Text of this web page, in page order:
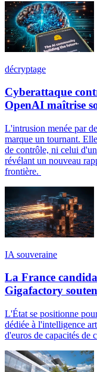
décryptage
Cyberattaque
OpenAI maîtrise
L'intrusion menée par
marque un tournant.
de contrôle, ni celui
révélant un nouveau
frontière.
IA souveraine
La France
Gigafactory
L'État se positionne
dédiée à l'intelligence
d'euros de capacités de